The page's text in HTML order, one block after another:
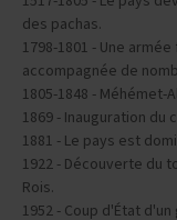
des pachas.
1798-1801 - Une
accompagnée de
1805-1848 - Méhémet-
1869 - Inauguration du
1881 - Le pays est
1922 - Découverte du
Rois.
1952 - Coup d'État